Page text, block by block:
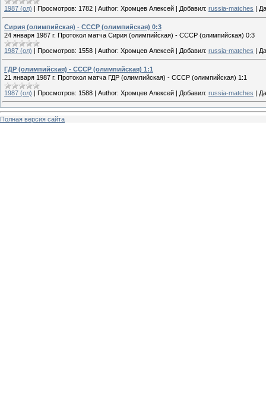
1987 (ол) Просмотров: 1782 Author: Хромцев Алексей Добавил: russia-matches
Сирия (олимпийская) - СССР (олимпийская) 0:3
24 января 1987 г. Протокол матча Сирия (олимпийская) - СССР (олимпийская) 0:3
1987 (ол) | Просмотров: 1558 | Author: Хромцев Алексей | Добавил: russia-matches |
ГДР (олимпийская) - СССР (олимпийская) 1:1
21 января 1987 г. Протокол матча ГДР (олимпийская) - СССР (олимпийская) 1:1
1987 (ол) | Просмотров: 1588 | Author: Хромцев Алексей | Добавил: russia-matches |
Полная версия сайта